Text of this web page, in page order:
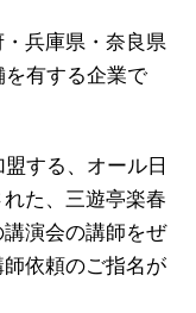
兵庫県・奈良県
有する企業で
する、オール日
た、三遊亭楽春
演会の講師をぜ
依頼のご指名が